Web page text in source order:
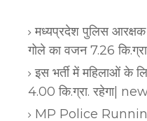
मध्यप्रदेश पुलिस
गोले का वजन 7.26
इस भर्ती में महिलाओं के
4.00 कि.ग्रा. रहेगा|
MP Police